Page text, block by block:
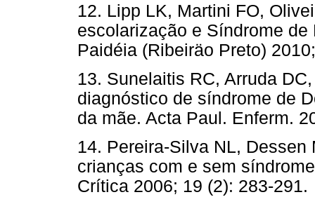
12. Lipp LK, Martini FO,
escolarização e Síndrome
Paidéia (Ribeiräo Preto)
13. Sunelaitis RC, Arruda
diagnóstico de síndrome de
da mãe. Acta Paul.
14. Pereira-Silva NL,
crianças com e sem
Crítica 2006; 19 (2): 283-